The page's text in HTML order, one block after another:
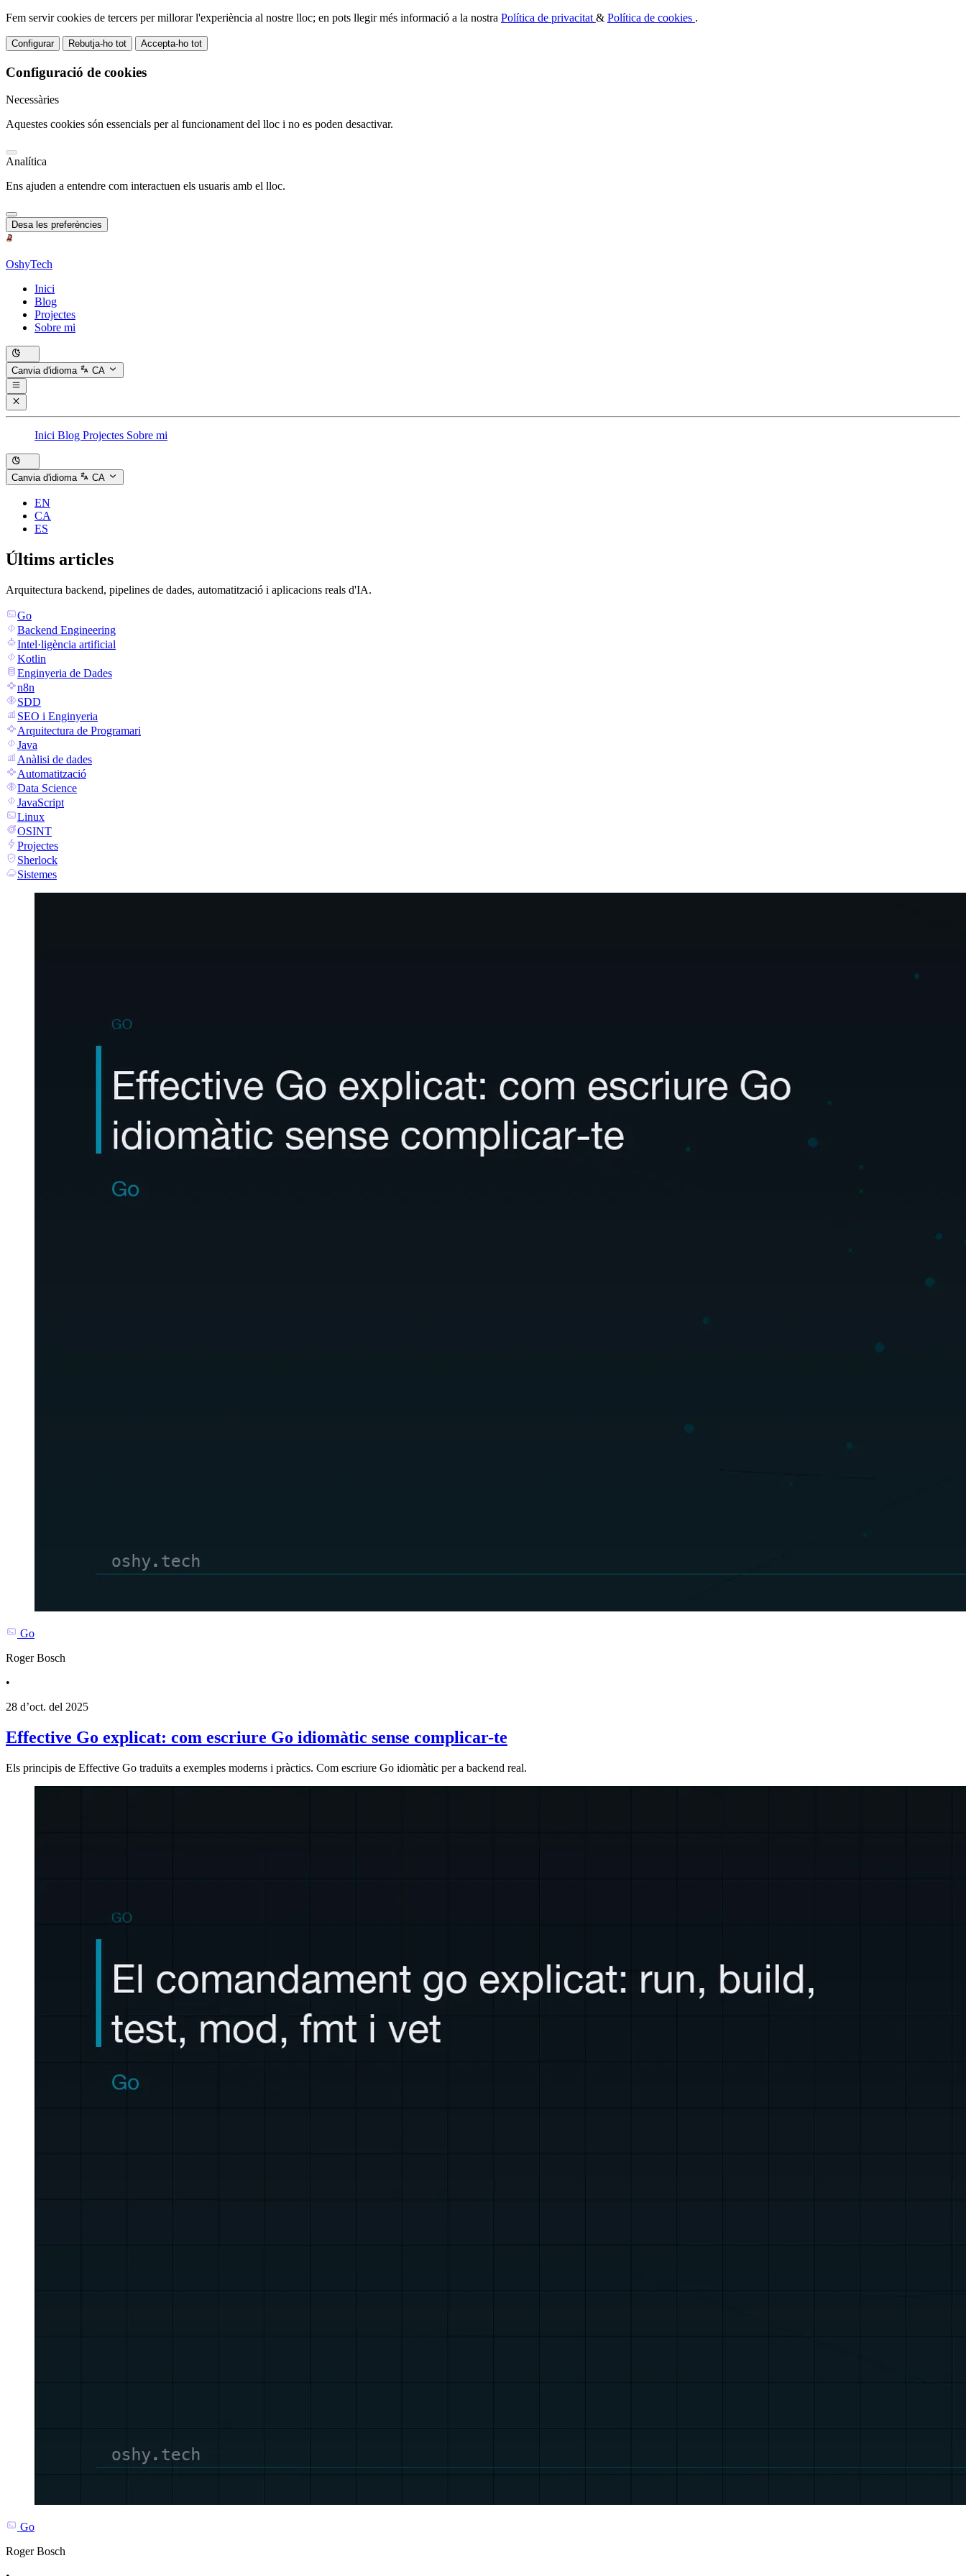
Fem servir cookies de tercers per millorar l'experiència al nostre lloc; en pots llegir més informació a la nostra Política de privacitat & Política de cookies .
Configurar Rebutja-ho tot Accepta-ho tot
Configuració de cookies
Necessàries
Aquestes cookies són essencials per al funcionament del lloc i no es poden desactivar.
Analítica
Ens ajuden a entendre com interactuen els usuaris amb el lloc.
Desa les preferències
OshyTech
Inici
Blog
Projectes
Sobre mi
Canvia d'idioma CA
Inici Blog Projectes Sobre mi
Canvia d'idioma CA
EN
CA
ES
Últims articles
Arquitectura backend, pipelines de dades, automatització i aplicacions reals d'IA.
Go
Backend Engineering
Intel·ligència artificial
Kotlin
Enginyeria de Dades
n8n
SDD
SEO i Enginyeria
Arquitectura de Programari
Java
Anàlisi de dades
Automatització
Data Science
JavaScript
Linux
OSINT
Projectes
Sherlock
Sistemes
Go
Roger Bosch
•
28 d’oct. del 2025
Effective Go explicat: com escriure Go idiomàtic sense complicar-te
Els principis de Effective Go traduïts a exemples moderns i pràctics. Com escriure Go idiomàtic per a backend real.
Go
Roger Bosch